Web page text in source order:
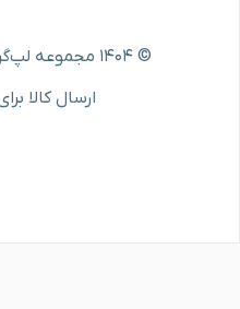
© ۱۴۰۴
ارسال کالا